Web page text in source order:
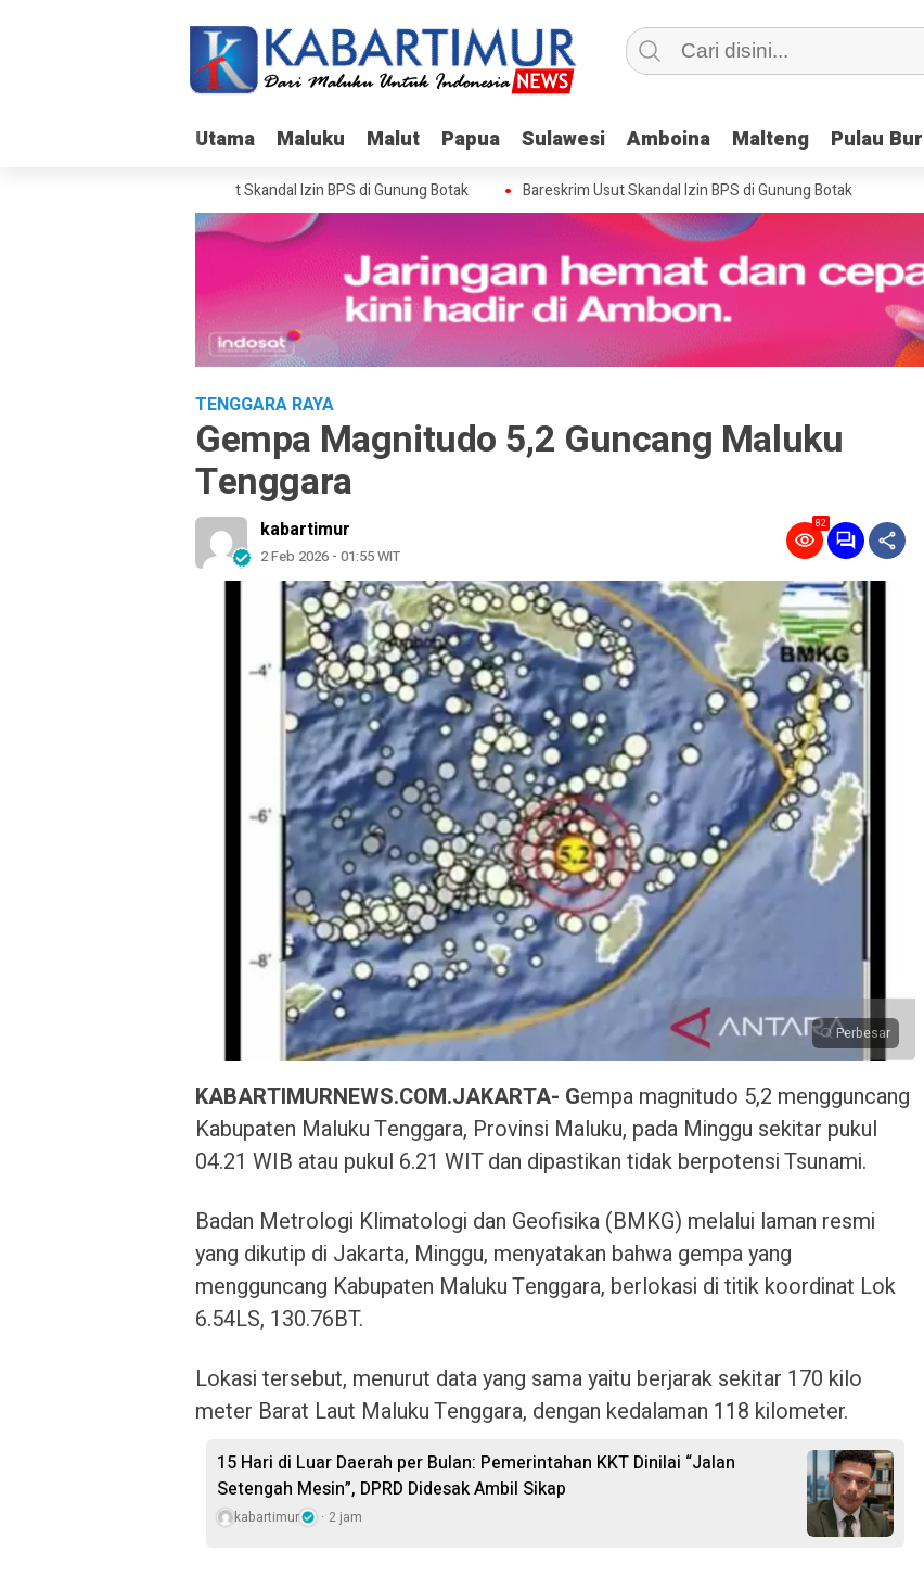
Utama Maluku Malut Papua Sulawesi Amboina Malteng Pulau
Utama Maluku Malut Papua Sulawesi Amboina Malteng Pulau
Bareskrim Usut Skandal Izin BPS di Gunung Botak Bareskrim Usut Skandal Izin BPS di Gunung Botak
TENGGARA RAYA
Gempa Magnitudo 5,2 Guncang Maluku
Tenggara
kabartimur
2 Feb 2026 - 01:55 WIT
82
Perbesar
KABARTIMURNEWS.COM.JAKARTA- Gempa magnitudo 5,2 mengguncang
Kabupaten Maluku Tenggara, Provinsi Maluku, pada Minggu sekitar pukul
04.21 WIB atau pukul 6.21 WIT dan dipastikan tidak berpotensi Tsunami.
Badan Metrologi Klimatologi dan Geofisika (BMKG) melalui laman resmi
yang dikutip di Jakarta, Minggu, menyatakan bahwa gempa yang
mengguncang Kabupaten Maluku Tenggara, berlokasi di titik koordinat Lok
6.54LS, 130.76BT.
Lokasi tersebut, menurut data yang sama yaitu berjarak sekitar 170 kilo
meter Barat Laut Maluku Tenggara, dengan kedalaman 118 kilometer.
15 Hari di Luar Daerah per Bulan: Pemerintahan KKT Dinilai “Jalan
Setengah Mesin”, DPRD Didesak Ambil Sikap
kabartimur 2 jam